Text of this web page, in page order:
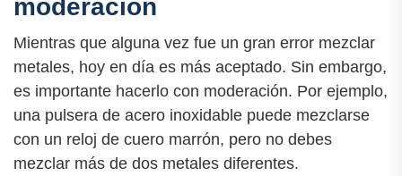
moderación
Mientras que alguna vez fue un gran error mezclar
metales, hoy en día es más aceptado. Sin embargo,
es importante hacerlo con moderación. Por ejemplo,
una pulsera de acero inoxidable puede mezclarse
con un reloj de cuero marrón, pero no debes
mezclar más de dos metales diferentes.